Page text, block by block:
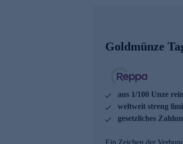
Goldmünze
aus 1/100 Unze
weltweit streng
gesetzliches